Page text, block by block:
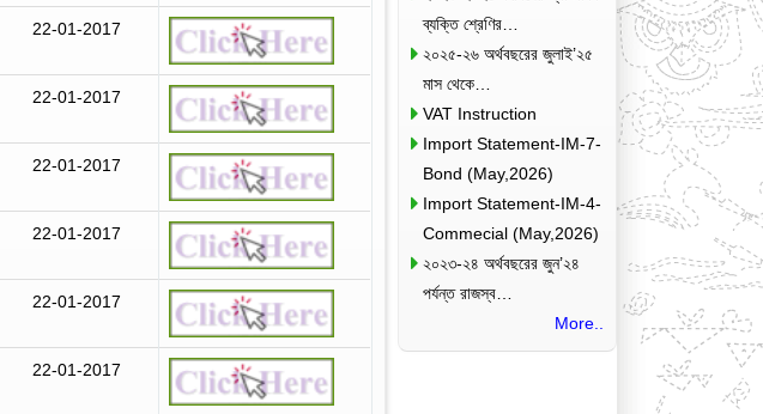
22-01-2017
22-01-2017
22-01-2017
22-01-2017
22-01-2017
22-01-2017
ব্যক্তি শ্রেণির…
২০২৫-২৬ অর্থবছরের জুলাই’২৫
মাস থেকে…
VAT Instruction
Import Statement-IM-7-
Bond (May,2026)
Import Statement-IM-4-
Commecial (May,2026)
২০২৩-২৪ অর্থবছরের জুন’২৪
পর্যন্ত রাজস্ব…
More..